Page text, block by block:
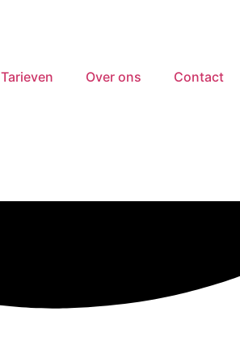
Tarieven Over ons Contact